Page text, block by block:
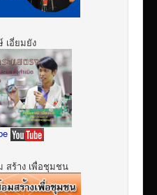
เอี่ยมยัง
สร้าง เพื่อชุมชน